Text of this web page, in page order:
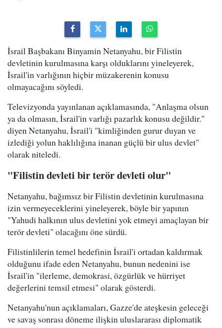
İsrail Başbakanı Binyamin Netanyahu, bir Filistin
devletinin kurulmasına karşı olduklarını yineleyerek,
İsrail'in varlığının hiçbir müzakerenin konusu
olmayacağını söyledi.
Televizyonda yayınlanan açıklamasında, "Anlaşma olsun
ya da olmasın, İsrail'in varlığı pazarlık konusu değildir."
diyen Netanyahu, İsrail'i "kimliğinden gurur duyan ve
izlediği yolun haklılığına inanan güçlü bir ulus devlet"
olarak niteledi.
"Filistin devleti bir terör devleti olur"
Netanyahu, bağımsız bir Filistin devletinin kurulmasına
izin vermeyeceklerini yineleyerek, böyle bir yapının
"Yahudi halkının ulus devletini yok etmeyi amaçlayan bir
terör devleti" olacağını öne sürdü.
Filistinlilerin temel hedefinin İsrail'i ortadan kaldırmak
olduğunu ifade eden Netanyahu, bunun nedenini ise
İsrail'in "ilerleme, demokrasi, özgürlük ve hürriyet
değerlerini temsil etmesi" olarak gösterdi.
Netanyahu'nun açıklamaları, Gazze'de ateşkesin geleceği
ve savaş sonrası döneme ilişkin uluslararası diplomatik